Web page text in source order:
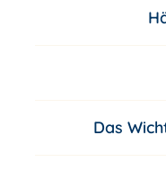
Das